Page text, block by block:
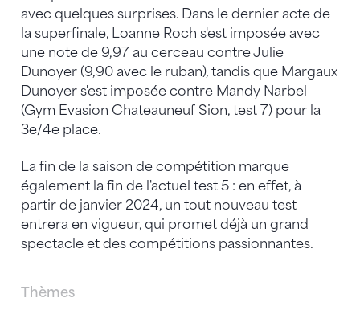
avec quelques surprises. Dans le dernier acte de
la superfinale, Loanne Roch s'est imposée avec
une note de 9,97 au cerceau contre Julie
Dunoyer (9,90 avec le ruban), tandis que Margaux
Dunoyer s'est imposée contre Mandy Narbel
(Gym Evasion Chateauneuf Sion, test 7) pour la
3e/4e place.
La fin de la saison de compétition marque
également la fin de l'actuel test 5 : en effet, à
partir de janvier 2024, un tout nouveau test
entrera en vigueur, qui promet déjà un grand
spectacle et des compétitions passionnantes.
Thèmes